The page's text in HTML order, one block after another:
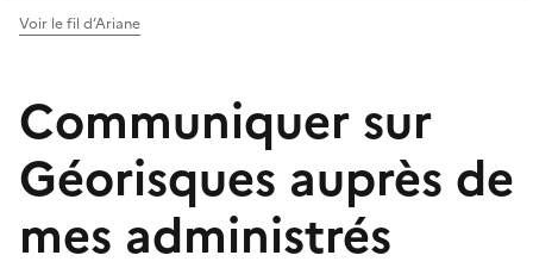
Voir le fil d’Ariane
Communiquer sur
Géorisques auprès de
mes administrés